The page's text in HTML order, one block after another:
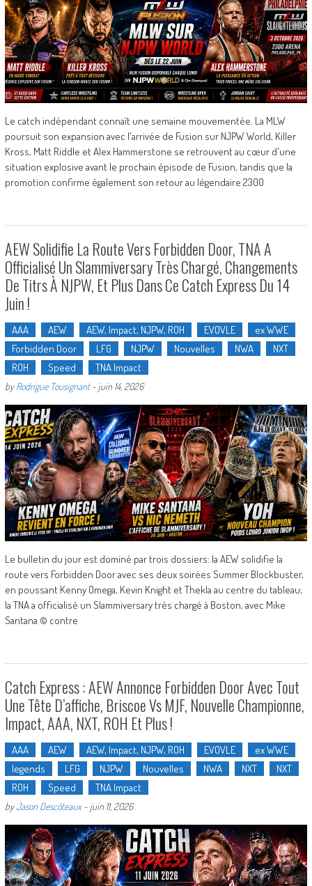
Le catch indépendant connaît une semaine mouvementée. La MLW
poursuit son expansion avec l'arrivée de Fusion sur NJPW World, Killer
Kross, Matt Riddle et Alex Hammerstone se retrouvent au cœur d'une
situation explosive avant le prochain épisode de Fusion, tandis que la
promotion confirme également son retour au légendaire 2300
AEW Solidifie La Route Vers Forbidden Door, TNA A
Officialisé Un Slammiversary Très Chargé, Changements
De Titrs À NJPW, Et Plus Dans Ce Catch Express Du 14
Juin !
AAA AEW AEW, Impact, NJPW, ROH EVOVLE
ex WWE
Forbidden Door
LFG NJPW Nouvelles NWA
NXT
ROH
Speed TNA Impact
byRodrigue Tousignant- juin 14, 2026
Le bulletin du jour est dominé par trois dossiers: la AEW solidifie la
route vers Forbidden Door avec ses deux soirées Summer Blockbuster,
en poussant Kenny Omega, Kevin Knight et Thekla au centre du tableau;
la TNA a officialisé un Slammiversary très chargé à Boston, avec Mike
Santana © contre
Catch Express : AEW Annonce Forbidden Door Avec Tout
Une Tête D’affiche, Briscoe Vs MJF, Nouvelle Championne,
Impact, AAA, NXT, ROH Et Plus !
AAA AEW AEW, Impact, NJPW, ROH EVOVLE
ex WWE
legends
LFG NJPW Nouvelles NWA NXT
NXT
ROH
Speed TNA Impact
byJason Descôteaux- juin 11, 2026